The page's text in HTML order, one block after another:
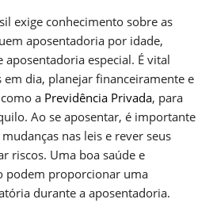
exige conhecimento sobre as
aposentadoria por idade,
especial. É vital
dia, planejar financeiramente e
a Previdência Privada, para
Ao se aposentar, é importante
nas leis e rever seus
riscos. Uma boa saúde e
podem proporcionar uma
durante a aposentadoria.